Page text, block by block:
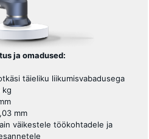
ja omadused:
täieliku liikumisvabadusega
kg
mm
väikestele töökohtadele ja